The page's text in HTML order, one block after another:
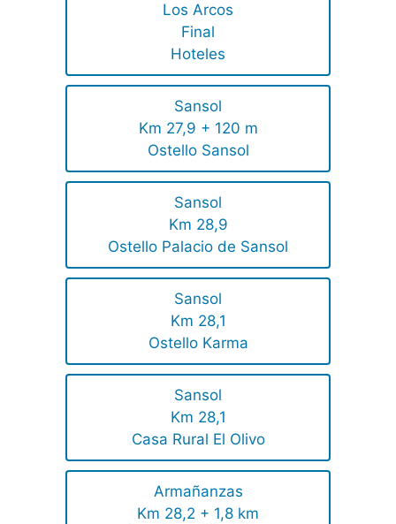
Los Arcos
Final
Hoteles
Sansol
Km 27,9 + 120 m
Ostello Sansol
Sansol
Km 28,9
Ostello Palacio de Sansol
Sansol
Km 28,1
Ostello Karma
Sansol
Km 28,1
Casa Rural El Olivo
Armañanzas
Km 28,2 + 1,8 km